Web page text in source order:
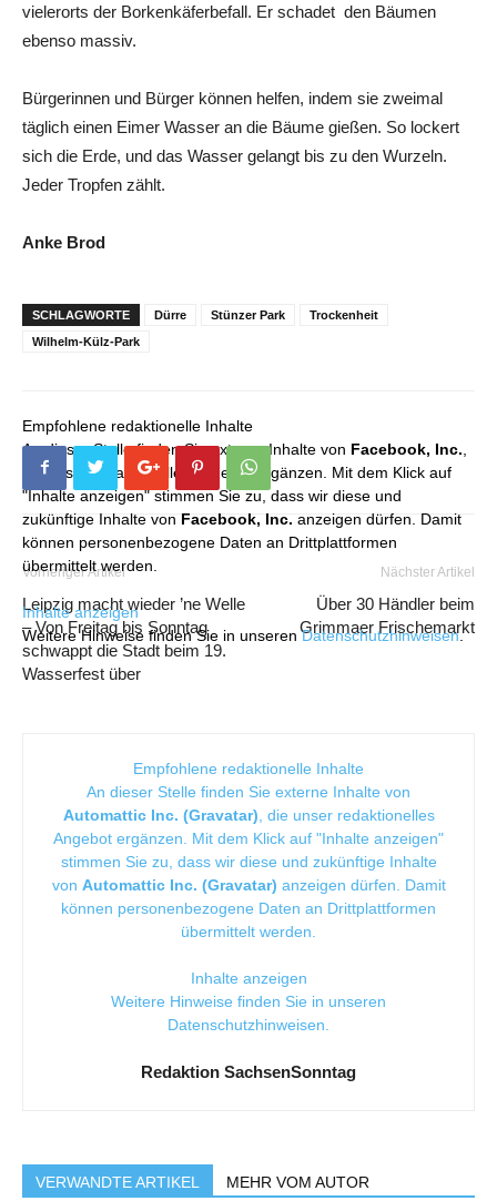
vielerorts der Borkenkäferbefall. Er schadet den Bäumen
ebenso massiv.
Bürgerinnen und Bürger können helfen, indem sie zweimal
täglich einen Eimer Wasser an die Bäume gießen. So lockert
sich die Erde, und das Wasser gelangt bis zu den Wurzeln.
Jeder Tropfen zählt.
Anke Brod
SCHLAGWORTE Dürre Stünzer Park
Trockenheit
Wilhelm-Külz-Park
Empfohlene redaktionelle Inhalte
An dieser Stelle finden Sie externe Inhalte von Facebook, Inc.
die unser redaktionelles Angebot ergänzen. Mit dem Klick auf
"Inhalte anzeigen" stimmen Sie zu, dass wir diese und
zukünftige Inhalte von Facebook, Inc. anzeigen dürfen. Damit
können personenbezogene Daten an Drittplattformen
übermittelt werden.
Inhalte anzeigen
Weitere Hinweise finden Sie in unserenDatenschutzhinweisen.
Vorheriger Artikel
Leipzig macht wieder ’ne Welle
– Von Freitag bis Sonntag
schwappt die Stadt beim 19.
Wasserfest über
Nächster Artikel
Über 30 Händler beim
Grimmaer Frischemarkt
Empfohlene redaktionelle Inhalte
An dieser Stelle finden Sie externe Inhalte von
Automattic Inc. (Gravatar) , die unser redaktionelles
Angebot ergänzen. Mit dem Klick auf "Inhalte anzeigen"
stimmen Sie zu, dass wir diese und zukünftige Inhalte
von Automattic Inc. (Gravatar) anzeigen dürfen. Damit
können personenbezogene Daten an Drittplattformen
übermittelt werden.
Inhalte anzeigen
Weitere Hinweise finden Sie in unseren
Datenschutzhinweisen
Redaktion SachsenSonntag
VERWANDTE ARTIKEL MEHR VOM AUTOR